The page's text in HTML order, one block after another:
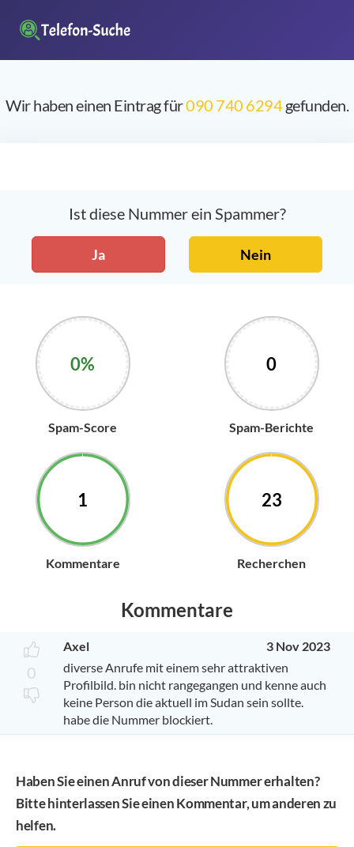
Wir haben einen Eintrag für090 740 6294gefunden.
Ist diese Nummer ein Spammer?
Ja Nein
0%
Spam-Score
0
Spam-Berichte
1
Kommentare
23
Recherchen
Kommentare
0
Axel
3 Nov 2023
diverse Anrufe mit einem sehr attraktiven
Profilbild. bin nicht rangegangen und kenne auch
keine Person die aktuell im Sudan sein sollte.
habe die Nummer blockiert.
Haben Sie einen Anruf von dieser Nummer erhalten?
Bitte hinterlassen Sie einen Kommentar, um anderen zu
helfen.